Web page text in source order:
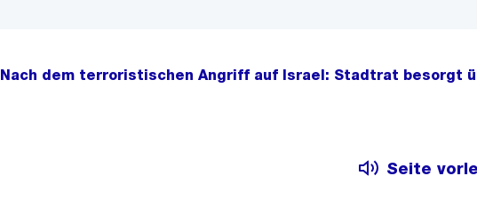
Nach dem terroristischen Angriff auf Israel: Stadtrat besorgt
Seite